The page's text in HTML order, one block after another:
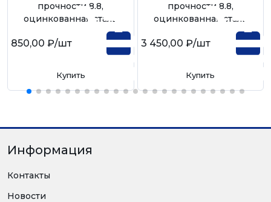
прочности 8.8,
оцинкованная сталь
850,00 ₽/шт
Купить
прочности 8.8,
оцинкованная сталь
3 450,00 ₽/шт
Купить
Информация
Контакты
Новости